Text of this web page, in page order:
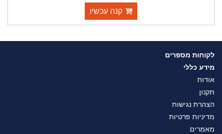
קנה עכשיו
לקוחות מספרים
מידע כללי
אודות
תקנון
הצהרת נגישות
מדיניות פרטיות
מאמרים